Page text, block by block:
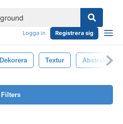
Logga in Registrera sig
Dekorera Textur Abstrakt
Filters